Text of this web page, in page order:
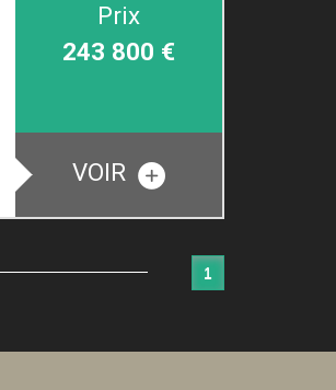
Prix
243 800 €
VOIR
1